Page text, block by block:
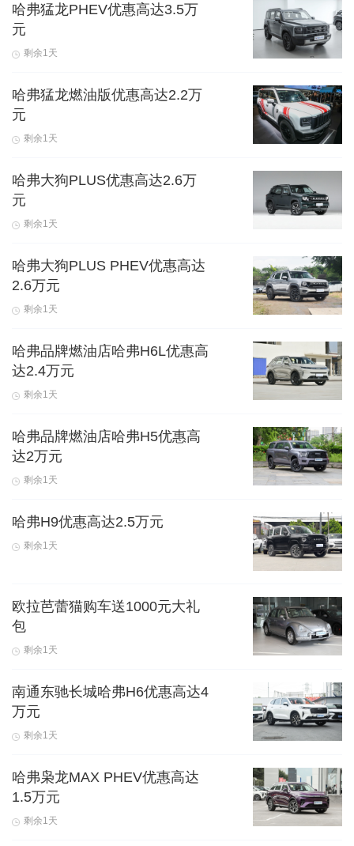
哈弗猛龙PHEV优惠高达3.5万
元
剩余1天
哈弗猛龙燃油版优惠高达2.2万
元
剩余1天
哈弗大狗PLUS优惠高达2.6万
元
剩余1天
哈弗大狗PLUS PHEV优惠高达
2.6万元
剩余1天
哈弗品牌燃油店哈弗H6L优惠高
达2.4万元
剩余1天
哈弗品牌燃油店哈弗H5优惠高
达2万元
剩余1天
哈弗H9优惠高达2.5万元
剩余1天
欧拉芭蕾猫购车送1000元大礼
包
剩余1天
南通东驰长城哈弗H6优惠高达4
万元
剩余1天
哈弗枭龙MAX PHEV优惠高达
1.5万元
剩余1天